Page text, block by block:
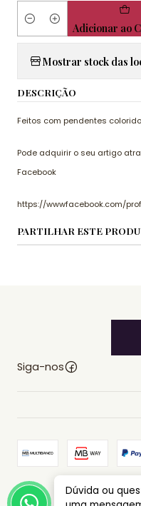
QuantidadeAdicionar ao
Mostrar stock das
DESCRIÇÃO
Feitos com pendentes
Pode adquirir o seu artigo
Facebook
https://wwwfacebook.com/
PARTILHAR ESTE
Siga-nos
2026
Dúvida ou